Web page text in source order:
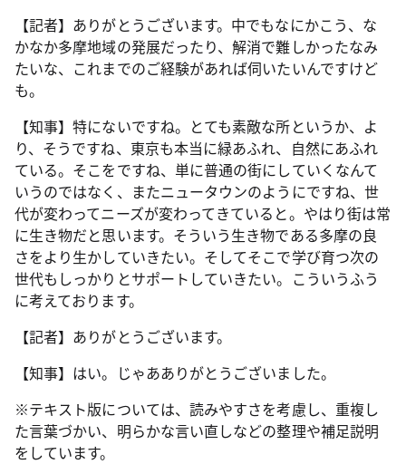
【記者】ありがとうございます。中でもなにかこう、な
かなか多摩地域の発展だったり、解消で難しかったなみ
たいな、これまでのご経験があれば伺いたいんですけど
も。
【知事】特にないですね。とても素敵な所というか、よ
り、そうですね、東京も本当に緑あふれ、自然にあふれ
ている。そこをですね、単に普通の街にしていくなんて
いうのではなく、またニュータウンのようにですね、世
代が変わってニーズが変わってきていると。やはり街は常
に生き物だと思います。そういう生き物である多摩の良
さをより生かしていきたい。そしてそこで学び育つ次の
世代もしっかりとサポートしていきたい。こういうふう
に考えております。
【記者】ありがとうございます。
【知事】はい。じゃあありがとうございました。
※テキスト版については、読みやすさを考慮し、重複し
た言葉づかい、明らかな言い直しなどの整理や補足説明
をしています。